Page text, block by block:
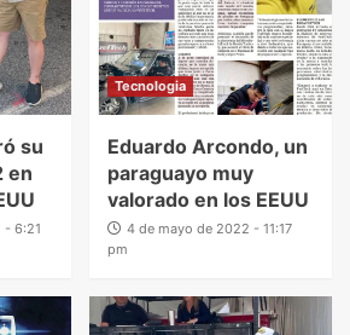
su
en
- 6:21
Tecnologia
Eduardo Arcondo, un
paraguayo muy
valorado en los EEUU
4 de mayo de 2022 - 11:17
pm